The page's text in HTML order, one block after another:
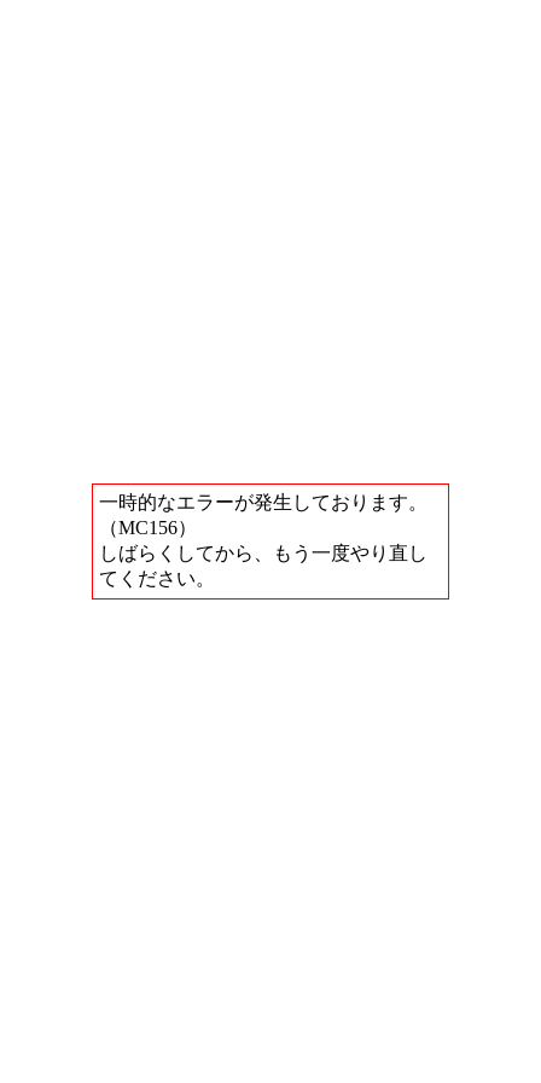
一時的なエラーが発生しております。
（MC156）
しばらくしてから、もう一度やり直し
てください。